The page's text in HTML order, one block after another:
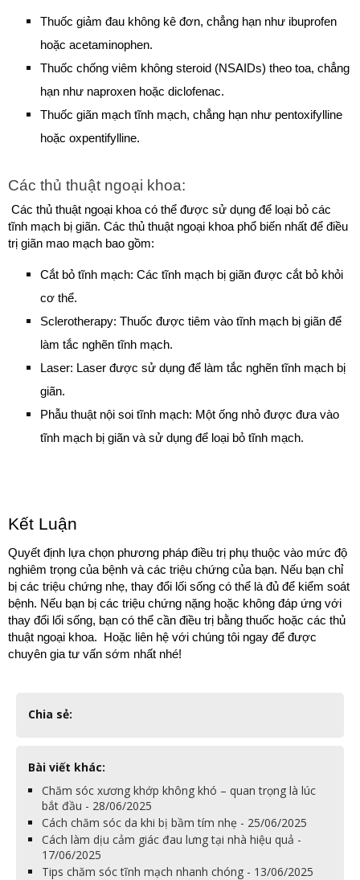
Thuốc giảm đau không kê đơn, chẳng hạn như ibuprofen
hoặc acetaminophen.
Thuốc chống viêm không steroid (NSAIDs) theo toa, chẳng
hạn như naproxen hoặc diclofenac.
Thuốc giãn mạch tĩnh mạch, chẳng hạn như pentoxifylline
hoặc oxpentifylline.
Các thủ thuật ngoại khoa:
Các thủ thuật ngoại khoa có thể được sử dụng để loại bỏ các
tĩnh mạch bị giãn. Các thủ thuật ngoại khoa phổ biến nhất để điều
trị giãn mao mạch bao gồm:
Cắt bỏ tĩnh mạch: Các tĩnh mạch bị giãn được cắt bỏ khỏi
cơ thể.
Sclerotherapy: Thuốc được tiêm vào tĩnh mạch bị giãn để
làm tắc nghẽn tĩnh mạch.
Laser: Laser được sử dụng để làm tắc nghẽn tĩnh mạch bị
giãn.
Phẫu thuật nội soi tĩnh mạch: Một ống nhỏ được đưa vào
tĩnh mạch bị giãn và sử dụng để loại bỏ tĩnh mạch.
Kết Luận
Quyết định lựa chọn phương pháp điều trị phụ thuộc vào mức độ
nghiêm trọng của bệnh và các triệu chứng của bạn. Nếu bạn chỉ
bị các triệu chứng nhẹ, thay đổi lối sống có thể là đủ để kiểm soát
bệnh. Nếu bạn bị các triệu chứng nặng hoặc không đáp ứng với
thay đổi lối sống, bạn có thể cần điều trị bằng thuốc hoặc các thủ
thuật ngoại khoa.  Hoặc liên hệ với chúng tôi ngay để được
chuyên gia tư vấn sớm nhất nhé!
Chia sẻ:
Bài viết khác:
Chăm sóc xương khớp không khó – quan trọng là lúc
bắt đầu - 28/06/2025
Cách chăm sóc da khi bị bầm tím nhẹ - 25/06/2025
Cách làm dịu cảm giác đau lưng tại nhà hiệu quả -
17/06/2025
Tips chăm sóc tĩnh mạch nhanh chóng - 13/06/2025